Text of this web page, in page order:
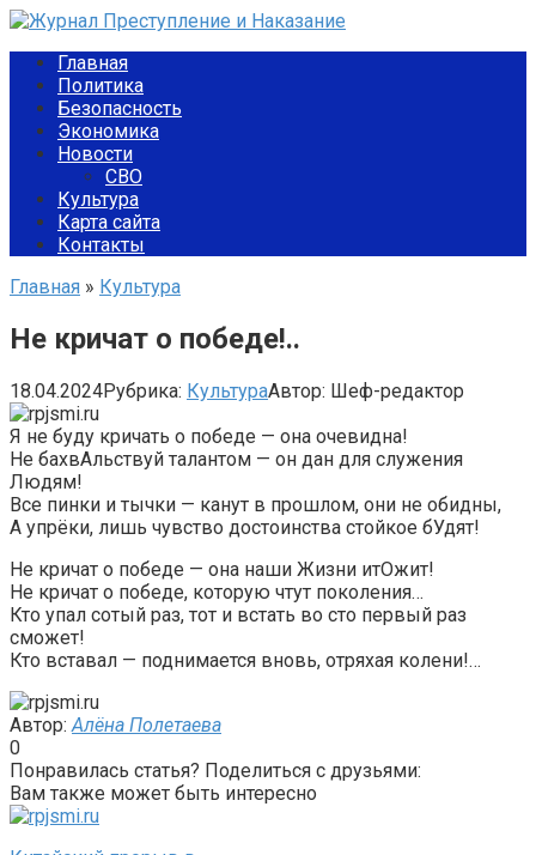
Перейти
контентуГлавная
Политика
Безопасность
Экономика
Новости
СВО
Культура
Карта сайта
Контакты
Главная » Культура
Не кричат о победе!..
18.04.2024Рубрика: КультураАвтор: Шеф-редактор
Я не буду кричать о победе — она очевидна!
Не бахвАльствуй талантом — он дан для служения
Людям!
Все пинки и тычки — канут в прошлом, они не обидны,
А упрёки, лишь чувство достоинства стойкое бУдят!
Не кричат о победе — она наши Жизни итОжит!
Не кричат о победе, которую чтут поколения…
Кто упал сотый раз, тот и встать во сто первый раз
сможет!
Кто вставал — поднимается вновь, отряхая колени!…
Автор:Алёна Полетаева
0
Понравилась статья? Поделиться с друзьями:
Вам также может быть интересно